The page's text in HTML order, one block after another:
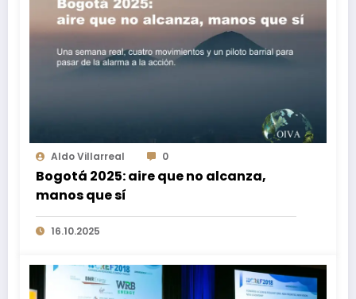
Aldo Villarreal 0
Bogotá 2025: aire que no alcanza,
manos que sí
16.10.2025